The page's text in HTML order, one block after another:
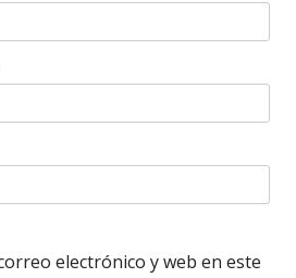
electrónico y web en este